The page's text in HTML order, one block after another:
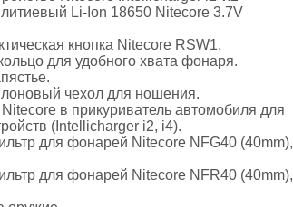
Li-Ion 18650 Nitecore 3.7V
кнопка Nitecore RSW1.
для удобного хвата фонаря.
чехол для ношения.
в прикуриватель автомобиля для
(Intellicharger i2, i4).
для фонарей Nitecore NFG40 (40mm),
для фонарей Nitecore NFR40 (40mm),